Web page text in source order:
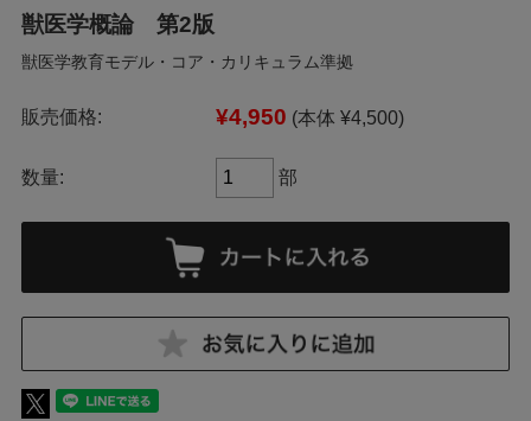
獣医学概論 第2版
獣医学教育モデル・コア・カリキュラム準拠
販売価格: ¥4,950 (本体 ¥4,500)
数量: 部